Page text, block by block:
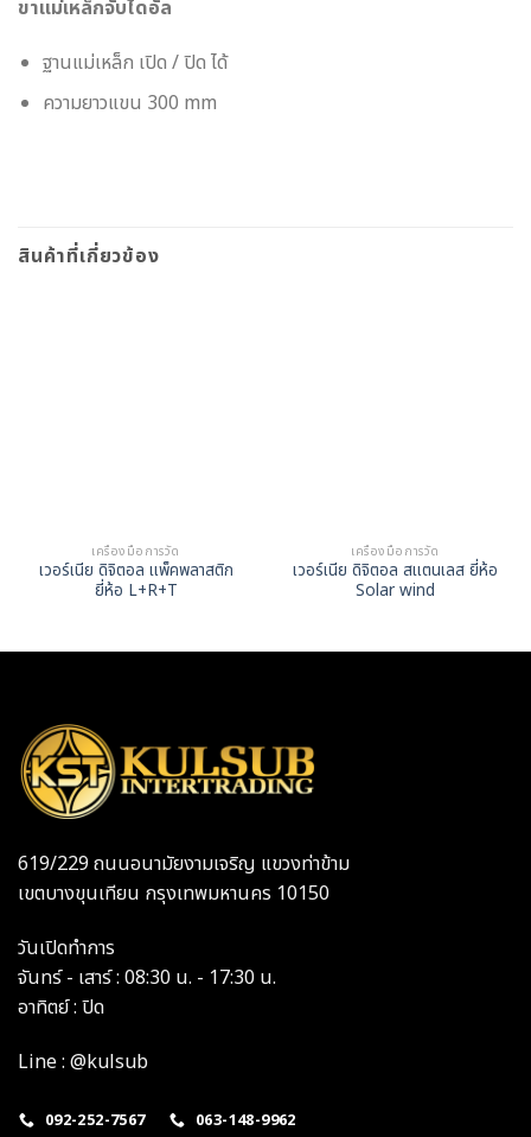
ขาแม่เหล็กจับไดอัล
ฐานแม่เหล็ก เปิด / ปิด ได้
ความยาวแขน 300 mm
สินค้าที่เกี่ยวข้อง
เครื่องมือการวัด
เวอร์เนีย ดิจิตอล แพ็คพลาสติก
ยี่ห้อ L+R+T
เครื่องมือการวัด
เวอร์เนีย ดิจิตอล สแตนเลส ยี่ห้อ
Solar wind
619/229 ถนนอนามัยงามเจริญ แขวงท่าข้าม
เขตบางขุนเทียน กรุงเทพมหานคร 10150
วันเปิดทำการ
จันทร์ - เสาร์ : 08:30 น. - 17:30 น.
อาทิตย์ : ปิด
Line : @kulsub
092-252-7567 063-148-9962